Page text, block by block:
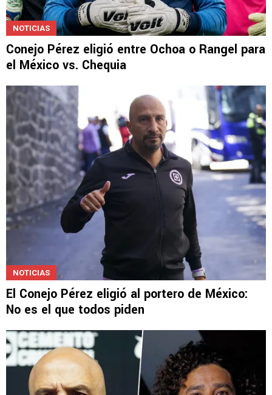
NOTICIAS
Conejo Pérez eligió entre Ochoa o Rangel para
el México vs. Chequia
NOTICIAS
El Conejo Pérez eligió al portero de México:
No es el que todos piden